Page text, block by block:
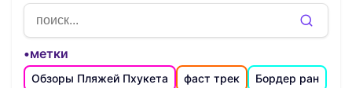
•метки
Обзоры Пляжей Пхукета фаст трек
Бордер ран